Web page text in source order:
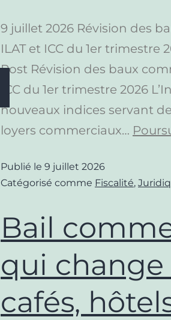
9 juillet 2026 Révision des
ILAT et ICC du 1er trimestre
Post Révision des baux
ICC du 1er trimestre 2026
nouveaux indices servant
loyers commerciaux…
Publié le 9 juillet 2026
Catégorisé comme Fiscalité,
Bail
qui change
cafés,